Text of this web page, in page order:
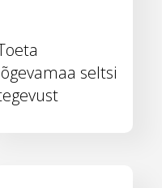
seltsi